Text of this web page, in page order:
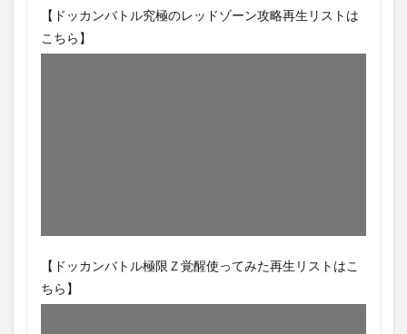
【ドッカンバトル究極のレッドゾーン攻略再生リストは
こちら】
【ドッカンバトル極限Ｚ覚醒使ってみた再生リストはこ
ちら】